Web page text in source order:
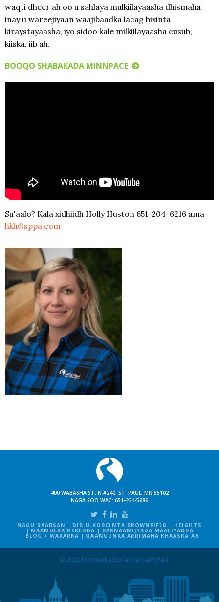
waqti dheer ah oo u sahlaya mulkiilayaasha dhismaha
inay u wareejiyaan waajibaadka lacag bixinta
kiraystayaasha, iyo sidoo kale milkiilayaasha cusub,
kiiska. iib ah.
BOOQO SHABAKADA MINNPACE
Su'aalo? Kala xidhiidh Holly Huston 651-204-6216 ama
hkh@sppa.com
400 WABASHA ST. N #240, ST. PAUL, MN 55102
NAGA SOO WAC: 651-224-5686
NAGU SAABSAN DIB-U-KOBCINTA BROWNFIELD HEIGHTS
MAAMULKA DEKEDDA BARNAAMIJYADA MAALIYADDA
BLOG + WARARKA QAANUUNKA ARRIMAHA KHAASKA AH
© 2026 Maamulka Dekadda Saint Paul